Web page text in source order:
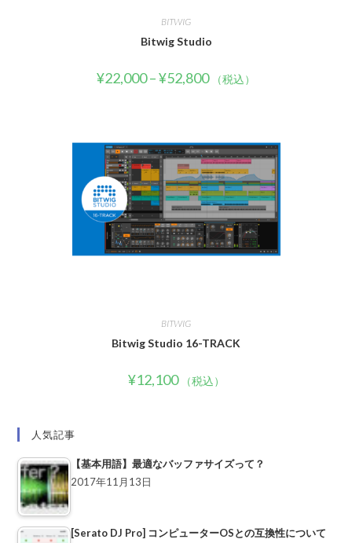
BITWIG
Bitwig Studio
¥22,000–¥52,800 （税込）
BITWIG
Bitwig Studio 16-TRACK
¥12,100 （税込）
人気記事
【基本用語】最適なバッファサイズって？
2017年11月13日
[Serato DJ Pro] コンピューターOSとの互換性について